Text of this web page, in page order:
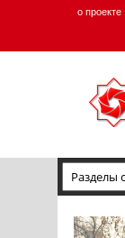
о проекте